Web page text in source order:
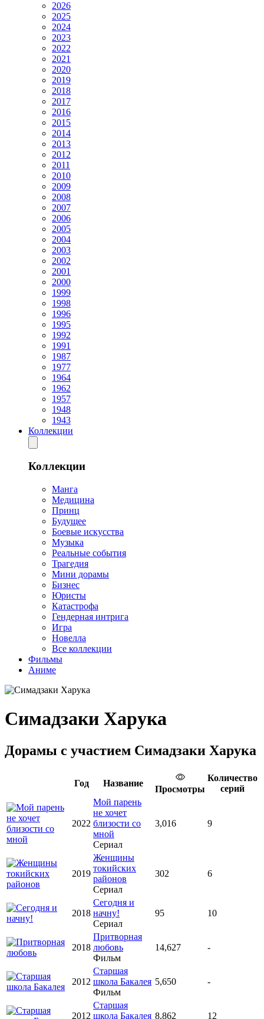
2026
2025
2024
2023
2022
2021
2020
2019
2018
2017
2016
2015
2014
2013
2012
2011
2010
2009
2008
2007
2006
2005
2004
2003
2002
2001
2000
1999
1998
1996
1995
1992
1991
1987
1977
1964
1962
1957
1948
1943
Коллекции
Коллекции
Манга
Медицина
Принц
Будущее
Боевые искусства
Музыка
Реальные события
Трагедия
Мини дорамы
Бизнес
Юристы
Катастрофа
Гендерная интрига
Игра
Новелла
Все коллекции
Фильмы
Аниме
Симадзаки Харука
Дорамы с участием Симадзаки Харука
Год Название
Просмотры
Количество
серий
2022
Мой парень
не хочет
близости со
мной
Сериал
3,016 9
2019
Женщины
токийских
районов
Сериал
302 6
2018
Сегодня и
начну!
Сериал
95 10
2018
Притворная
любовь
Фильм
14,627 -
2012
Старшая
школа Бакалея
Фильм
5,650 -
2012
Старшая
школа Бакалея 8,862 12